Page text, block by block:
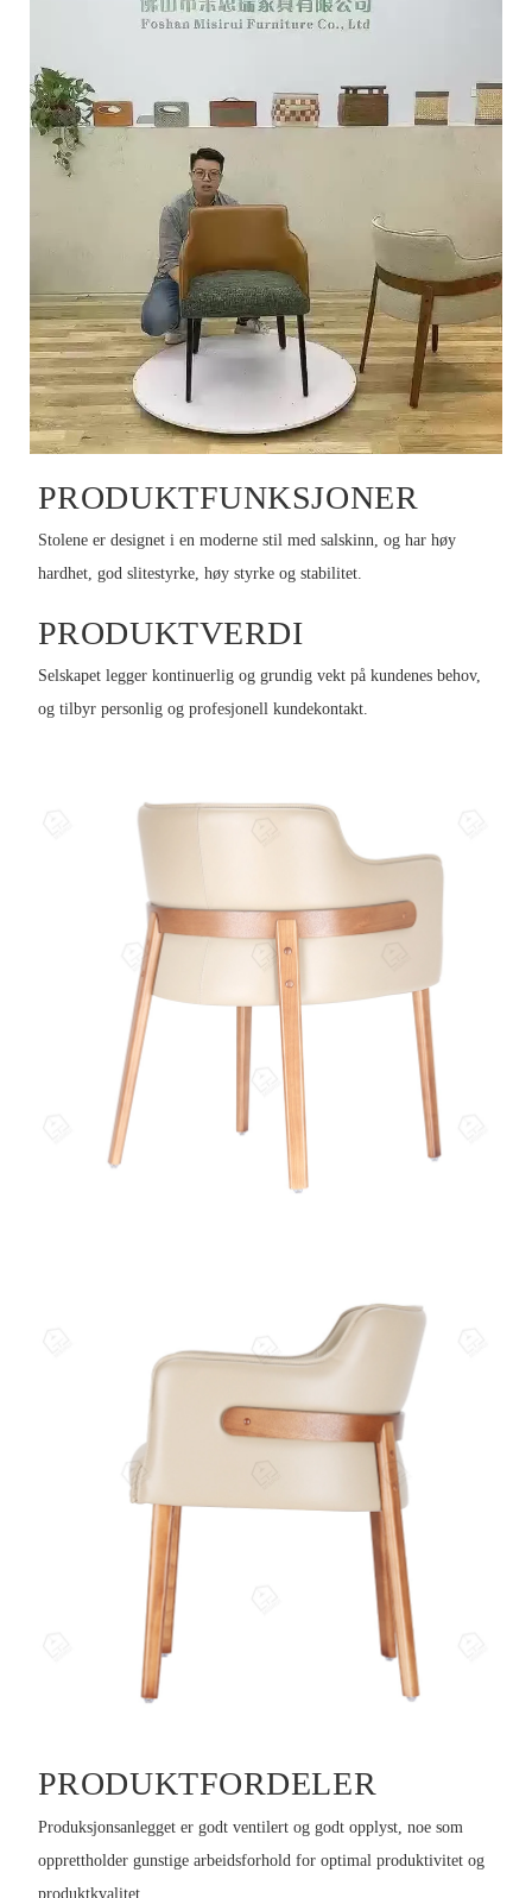
PRODUKTFUNKSJONER
Stolene er designet i en moderne stil med salskinn, og har høy
hardhet, god slitestyrke, høy styrke og stabilitet.
PRODUKTVERDI
Selskapet legger kontinuerlig og grundig vekt på kundenes behov,
og tilbyr personlig og profesjonell kundekontakt.
PRODUKTFORDELER
Produksjonsanlegget er godt ventilert og godt opplyst, noe som
opprettholder gunstige arbeidsforhold for optimal produktivitet og
produktkvalitet.